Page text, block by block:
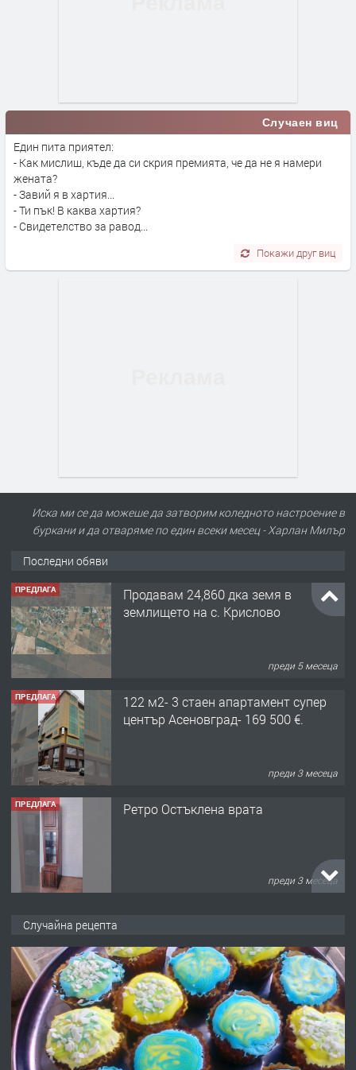
Случаен виц
Един пита приятел:
- Как мислиш, къде да си скрия премията, че да не я намери
жената?
- Завий я в хартия...
- Ти пък! В каква хартия?
- Свидетелство за равод...
Покажи друг виц
Иска ми се да можеше да затворим коледното настроение в
буркани и да отваряме по един всеки месец - Харлан Милър
Последни обяви
ПРЕДЛАГА
Продавам 24,860 дка земя в
землището на с. Крислово
преди 5 месеца
ПРЕДЛАГА
122 м2- 3 стаен апартамент супер
център Асеновград- 169 500 €.
преди 3 месеца
ПРЕДЛАГА Ретро Остъклена врата
преди 3 месеца
преди 10 месеца
ПРЕДЛАГА
Професионална броячна машина -
със сертификат от ЕЦБ
Случайна рецепта